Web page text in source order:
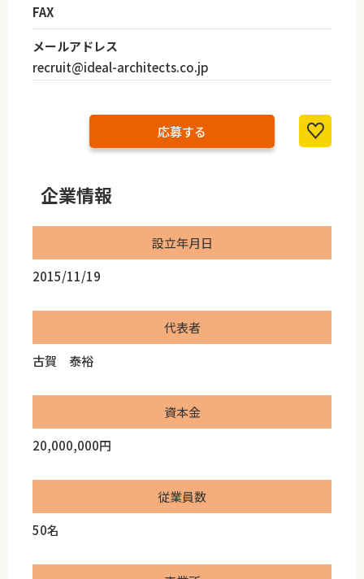
FAX
メールアドレス
recruit@ideal-architects.co.jp
応募する
企業情報
設立年月日
2015/11/19
代表者
古賀 泰裕
資本金
20,000,000円
従業員数
50名